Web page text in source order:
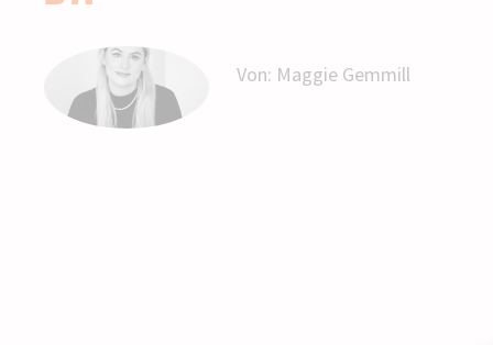
Von: Maggie Gemmill